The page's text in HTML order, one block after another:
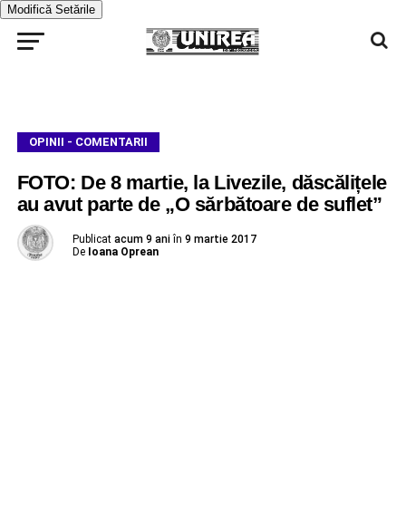
Modifică Setările
OPINII - COMENTARII
FOTO: De 8 martie, la Livezile, dăscălițele
au avut parte de „O sărbătoare de suflet”
Publicat acum 9 ani în 9 martie 2017
De Ioana Oprean